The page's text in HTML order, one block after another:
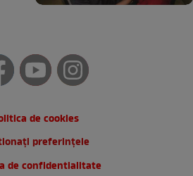
de cookies
preferințele
de confidentialitate